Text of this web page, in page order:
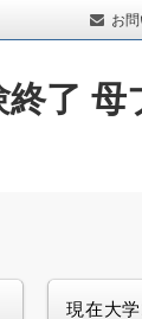
お
終了 母
現在大